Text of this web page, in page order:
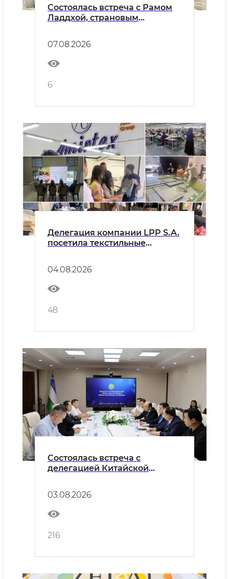
Состоялась встреча с Рамом
Ладдхой, страновым
Узбекистане.
07.08.2026
6
Делегация компании LPP S.A.
посетила текстильные
04.08.2026
48
Состоялась встреча с
делегацией Китайской
представители торговых
палат провинции Хэнань и
руководители крупных
промышленных предприятий.
03.08.2026
216